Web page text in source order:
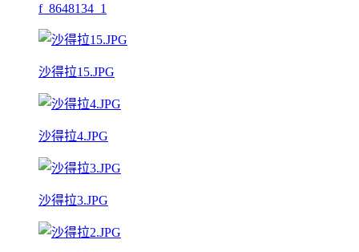
f_8648134_1
沙得拉15.JPG
沙得拉4.JPG
沙得拉3.JPG